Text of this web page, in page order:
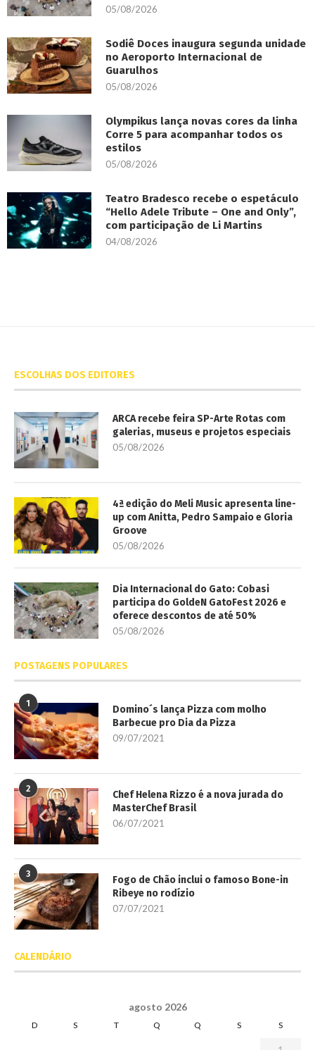
05/08/2026
Sodiê Doces inaugura segunda unidade
no Aeroporto Internacional de
Guarulhos
05/08/2026
Olympikus lança novas cores da linha
Corre 5 para acompanhar todos os
estilos
05/08/2026
Teatro Bradesco recebe o espetáculo
“Hello Adele Tribute – One and Only”,
com participação de Li Martins
04/08/2026
ESCOLHAS DOS EDITORES
ARCA recebe feira SP-Arte Rotas com
galerias, museus e projetos especiais
05/08/2026
4ª edição do Meli Music apresenta line-
up com Anitta, Pedro Sampaio e Gloria
Groove
05/08/2026
Dia Internacional do Gato: Cobasi
participa do GoldeN GatoFest 2026 e
oferece descontos de até 50%
05/08/2026
POSTAGENS POPULARES
1
Domino´s lança Pizza com molho
Barbecue pro Dia da Pizza
09/07/2021
2
Chef Helena Rizzo é a nova jurada do
MasterChef Brasil
06/07/2021
3
Fogo de Chão inclui o famoso Bone-in
Ribeye no rodízio
07/07/2021
CALENDÁRIO
agosto 2026
D S T Q Q S S